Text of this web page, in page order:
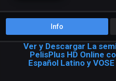
Info
Ver y Descargar La
PelisPlus HD Online
Español Latino y